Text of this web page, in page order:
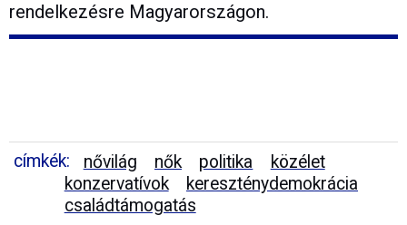
rendelkezésre Magyarországon.
címkék: nővilág nők politika
közélet
konzervatívok
kereszténydemokrácia
családtámogatás